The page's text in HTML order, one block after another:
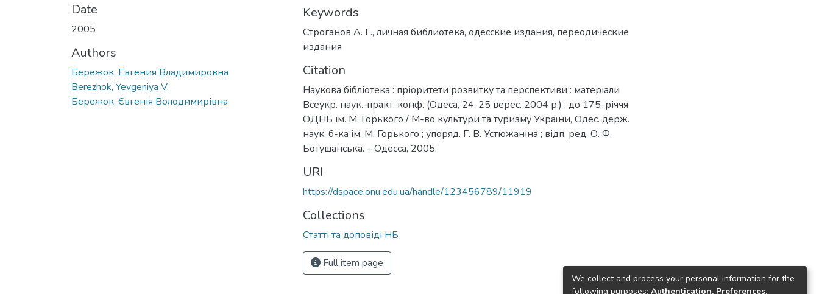
Date
2005
Authors
Бережок, Евгения Владимировна
Berezhok, Yevgeniya V.
Бережок, Євгенія Володимирівна
Keywords
Строганов А. Г., личная библиотека, одесские издания, переодические
издания
Citation
Наукова бібліотека : пріоритети розвитку та перспективи : матеріали
Всеукр. наук.-практ. конф. (Одеса, 24-25 верес. 2004 р.) : до 175-річчя
ОДНБ ім. М. Горького / М-во культури та туризму України, Одес. держ.
наук. б-ка ім. М. Горького ; упоряд. Г. В. Устюжаніна ; відп. ред. О. Ф.
Ботушанська. – Одесса, 2005.
URI
https://dspace.onu.edu.ua/handle/123456789/11919
Collections
Статті та доповіді НБ
Full item page
We collect and process your personal information for the
following purposes: Authentication, Preferences,